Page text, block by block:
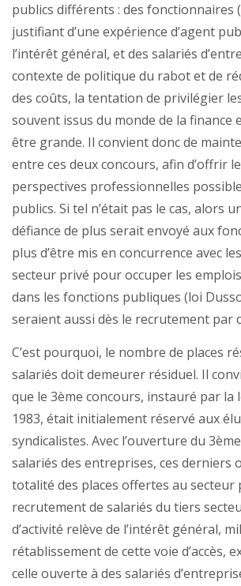
publics différents : des fonctionnaires
justifiant d’une expérience d’agent
l’intérêt général, et des salariés
contexte de politique du rabot et de
des coûts, la tentation de privilégier
souvent issus du monde de la finance
être grande. Il convient donc de
entre ces deux concours, afin d’offrir
perspectives professionnelles
publics. Si tel n’était pas le cas, alors
défiance de plus serait envoyé aux
plus d’être mis en concurrence avec
secteur privé pour occuper les
dans les fonctions publiques (loi
seraient aussi dès le recrutement par
C’est pourquoi, le nombre de places
salariés doit demeurer résiduel. Il
que le 3ème concours, instauré par la
1983, était initialement réservé aux
syndicalistes. Avec l’ouverture du
salariés des entreprises, ces derniers
totalité des places offertes au secteur
recrutement de salariés du tiers
d’activité relève de l’intérêt général,
rétablissement de cette voie d’accès,
celle ouverte à des salariés